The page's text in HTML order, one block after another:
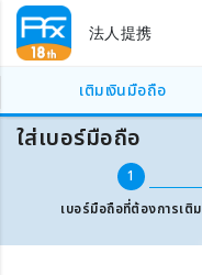
法人提携
เติมเงินมือถือ
เติมเงินเบอร์มือถือต่างประเทศ
ใส่เบอร์มือถือ
1
เบอร์มือถือที่ต้องการเติม